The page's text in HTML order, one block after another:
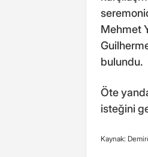
Mehmet
bulundu.
Öte
isteğini
Kaynak: